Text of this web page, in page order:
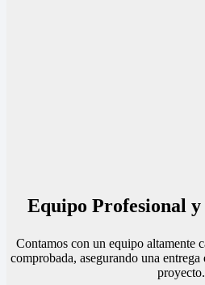
Equipo Profesional
Contamos con un equipo altamente
comprobada, asegurando una
proyecto.